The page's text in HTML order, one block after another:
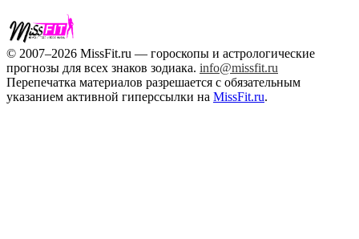
© 2007–2026 MissFit.ru — гороскопы и астрологические
прогнозы для всех знаков зодиака. info@missfit.ru
Перепечатка материалов разрешается с обязательным
указанием активной гиперссылки на MissFit.ru.